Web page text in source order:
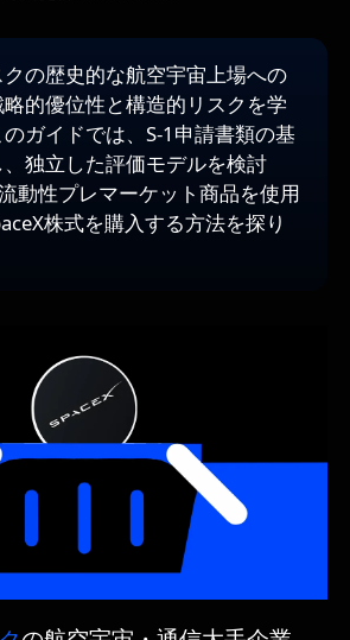
の歴史的な航空宇宙上場への
的優位性と構造的リスクを学
ガイドでは、S-1申請書類の基
独立した評価モデルを検討
動性プレマーケット商品を使用
株式を購入する方法を探り